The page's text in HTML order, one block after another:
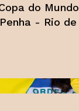
do
- Rio